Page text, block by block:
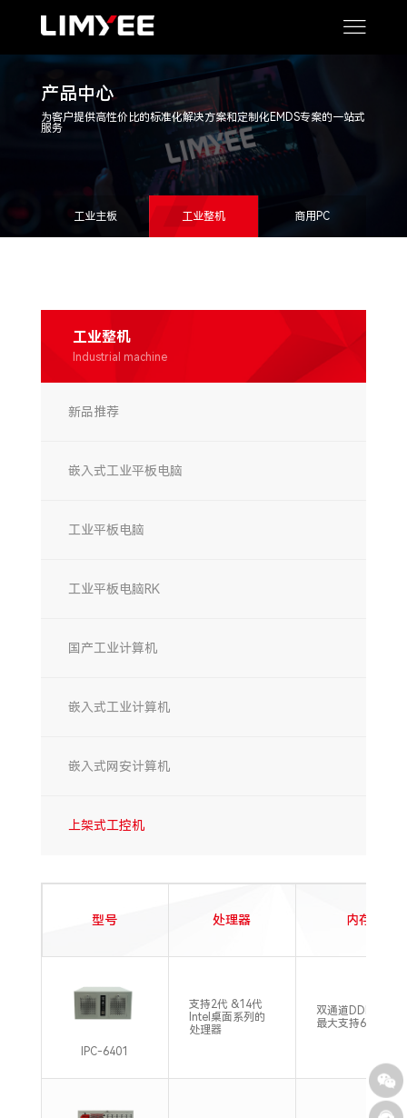
产品中心
为客户提供高性价比的标准化解决方案和定制化EMDS专案的一站式
服务
工业主板 工业整机 商用PC
工业整机
Industrial machine
新品推荐
嵌入式工业平板电脑
工业平板电脑
工业平板电脑RK
国产工业计算机
嵌入式工业计算机
嵌入式网安计算机
上架式工控机
型号 处理器 内存
IPC-6401
支持2代 &14代
Intel桌面系列的
处理器
双通道DDR3/4，
最大支持64GB